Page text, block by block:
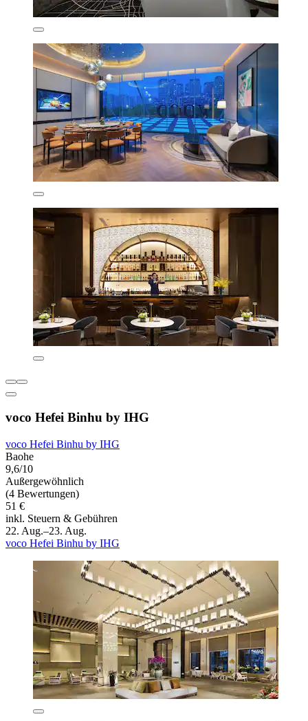
voco Hefei Binhu by IHG
voco Hefei Binhu by IHG
Baohe
9,6/10
Außergewöhnlich
(4 Bewertungen)
51 €
inkl. Steuern & Gebühren
22. Aug.–23. Aug.
voco Hefei Binhu by IHG